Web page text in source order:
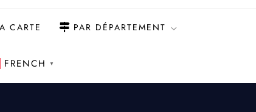
CARTE PAR DÉPARTEMENT
FRENCH ▼